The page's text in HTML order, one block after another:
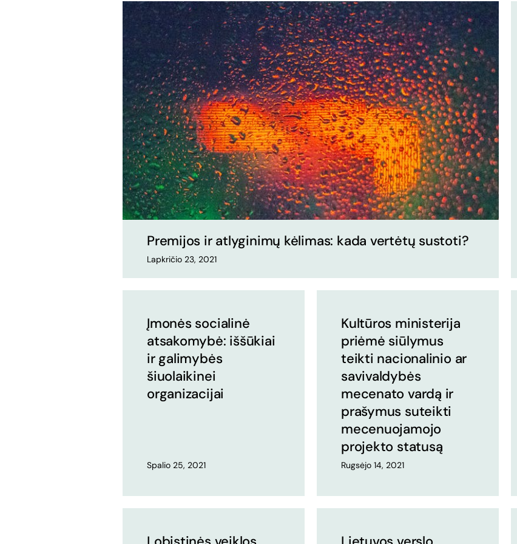
Premijos ir atlyginimų kėlimas: kada vertėtų sustoti?
Lapkričio 23, 2021
Įmonės socialinė
atsakomybė: iššūkiai
ir galimybės
šiuolaikinei
organizacijai
Spalio 25, 2021
Kultūros ministerija
priėmė siūlymus
teikti nacionalinio ar
savivaldybės
mecenato vardą ir
prašymus suteikti
mecenuojamojo
projekto statusą
Rugsėjo 14, 2021